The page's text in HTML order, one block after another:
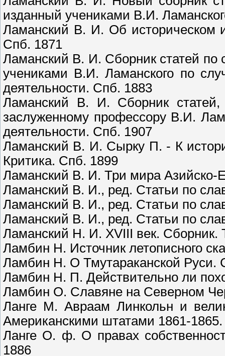
изданный учениками В.И.
Ламанский В. И. Об историческом
Спб. 1871
Ламанский В. И. Сборник статей по
учениками В.И. Ламанского по
деятельности. Спб. 1883
Ламанский В. И. Сборник статей,
заслуженному профессору В.И.
деятельности. Спб. 1907
Ламанский В. И. Сырку П. - К
Критика. Спб. 1899
Ламанский В. И. Три мира Азийско-
Ламанский В. И., ред. Статьи по
Ламанский В. И., ред. Статьи по
Ламанский В. И., ред. Статьи по
Ламанский Н. И. XVIII век. Сборник.
Ламбин Н. Источник летописного
Ламбин Н. О Тмутараканской Руси.
Ламбин Н. П. Действительно ли
Ламбин О. Славяне на Северном
Ланге М. Авраам Линкольн и
Американскими штатами 1861-1865.
Ланге О. ф. О правах
1886